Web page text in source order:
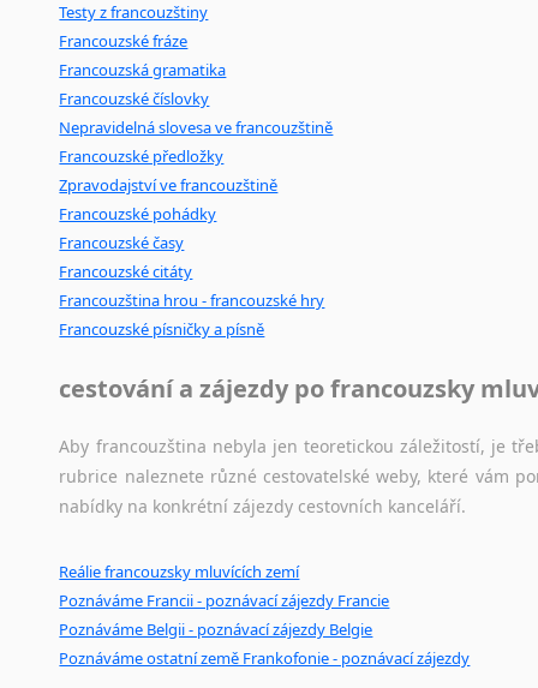
Testy z francouzštiny
Francouzské fráze
Francouzská gramatika
Francouzské číslovky
Nepravidelná slovesa ve francouzštině
Francouzské předložky
Zpravodajství ve francouzštině
Francouzské pohádky
Francouzské časy
Francouzské citáty
Francouzština hrou - francouzské hry
Francouzské písničky a písně
cestování a zájezdy po francouzsky
Aby francouzština nebyla jen teoretickou záležitostí, je
rubrice naleznete různé cestovatelské weby, které vám
nabídky na konkrétní zájezdy cestovních kanceláří.
Reálie francouzsky mluvících zemí
Poznáváme Francii - poznávací zájezdy Francie
Poznáváme Belgii - poznávací zájezdy Belgie
Poznáváme ostatní země Frankofonie - poznávací zájezdy